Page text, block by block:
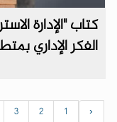
كتاب "الإدارة
الفكر الإداري
‹
1
2
3